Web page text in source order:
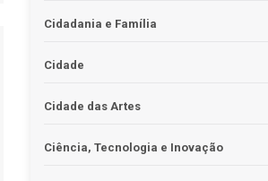
Cidadania e Família
Cidade
Cidade das Artes
Ciência, Tecnologia e Inovação